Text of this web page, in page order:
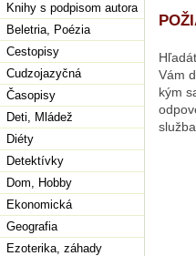
Vám
kým
Knihy s podpisom autora
Beletria, Poézia
Cestopisy
Cudzojazyčná
Časopisy
Deti, Mládež
Diéty
Detektívky
Dom, Hobby
Ekonomická
Geografia
Ezoterika, záhady